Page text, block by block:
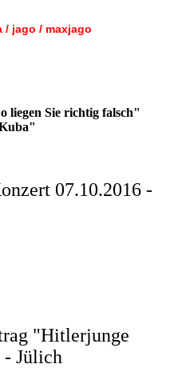
jago / maxjago
liegen Sie richtig falsch"
07.10.2016 -
"Hitlerjunge
- Jülich